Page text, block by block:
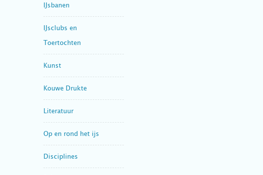
IJsbanen
IJsclubs en
Toertochten
Kunst
Kouwe Drukte
Literatuur
Op en rond het ijs
Disciplines